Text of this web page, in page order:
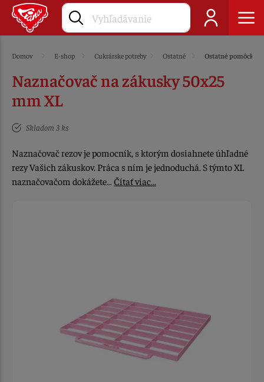
Domov E-shop Cukrárske potreby Ostatné Ostatné pomôcky
Naznačovač na zákusky 50x25
mm XL
Skladom 3 ks
Naznačovač rezov je pomocník, s ktorým dosiahnete úhľadné
rezy Vašich zákuskov. Práca s ním je jednoduchá. S týmto XL
naznačovačom dokážete… Čítať viac…